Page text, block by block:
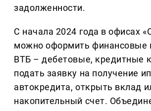
задолженности.
С начала 2024 года в офисах
можно оформить финансовые
ВТБ – дебетовые, кредитные
подать заявку на получение
автокредита, открыть вклад
накопительный счет.